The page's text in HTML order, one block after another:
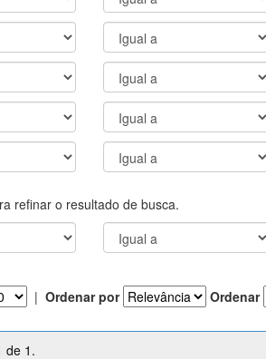
refinar o resultado de busca.
| Ordenar por Ordenar
de 1.